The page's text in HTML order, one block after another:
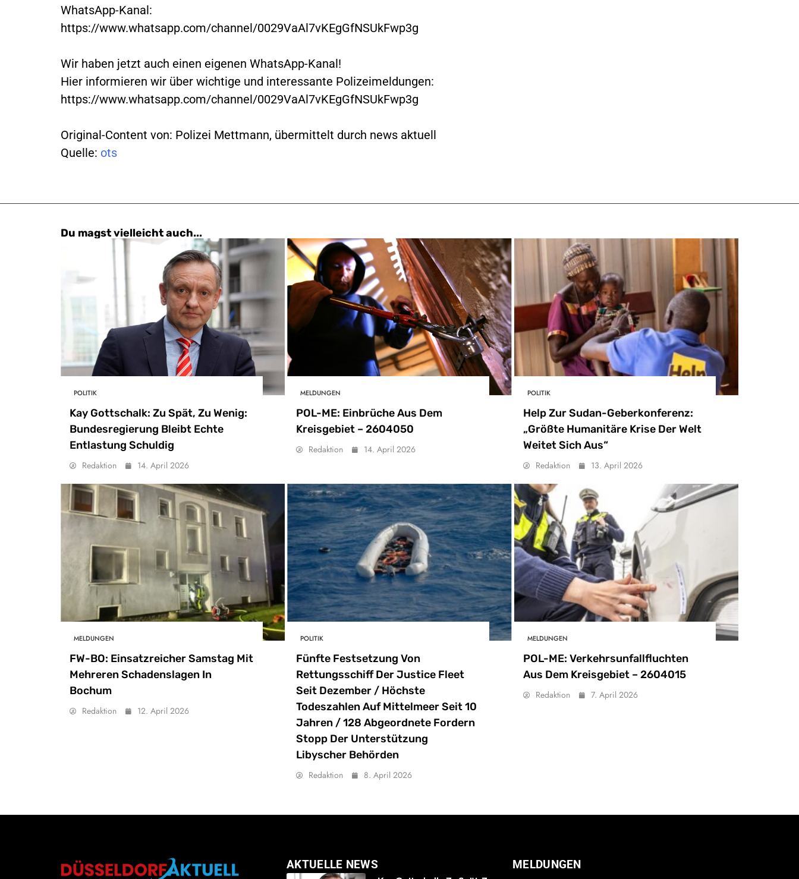
WhatsApp-Kanal:
https://www.whatsapp.com/channel/0029VaAl7vKEgGfNSUkFwp3g
Wir haben jetzt auch einen eigenen WhatsApp-Kanal!
Hier informieren wir über wichtige und interessante Polizeimeldungen:
https://www.whatsapp.com/channel/0029VaAl7vKEgGfNSUkFwp3g
Original-Content von: Polizei Mettmann, übermittelt durch news aktuell
Quelle: ots
Du magst vielleicht auch...
POLITIK
Kay Gottschalk: Zu Spät, Zu Wenig:
Bundesregierung Bleibt Echte
Entlastung Schuldig
Redaktion 14. April 2026
MELDUNGEN
POL-ME: Einbrüche Aus Dem
Kreisgebiet – 2604050
Redaktion 14. April 2026
POLITIK
Help Zur Sudan-Geberkonferenz:
„Größte Humanitäre Krise Der Welt
Weitet Sich Aus“
Redaktion 13. April 2026
MELDUNGEN
FW-BO: Einsatzreicher Samstag Mit
Mehreren Schadenslagen In
Bochum
Redaktion 12. April 2026
POLITIK
Fünfte Festsetzung Von
Rettungsschiff Der Justice Fleet
Seit Dezember / Höchste
Todeszahlen Auf Mittelmeer Seit 10
Jahren / 128 Abgeordnete Fordern
Stopp Der Unterstützung
Libyscher Behörden
Redaktion 8. April 2026
MELDUNGEN
POL-ME: Verkehrsunfallfluchten
Aus Dem Kreisgebiet – 2604015
Redaktion 7. April 2026
AKTUELLE NEWS MELDUNGEN